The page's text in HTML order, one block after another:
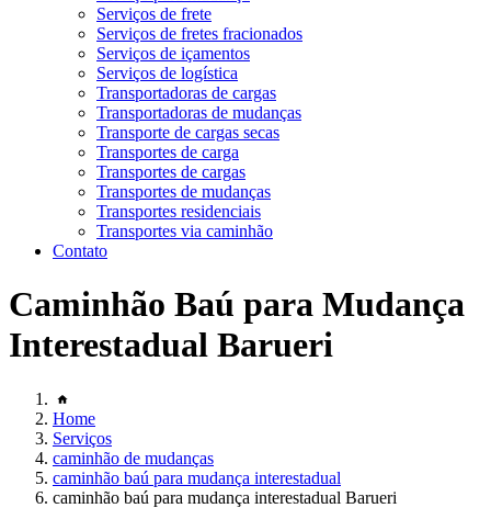
Serviços de frete
Serviços de fretes fracionados
Serviços de içamentos
Serviços de logística
Transportadoras de cargas
Transportadoras de mudanças
Transporte de cargas secas
Transportes de carga
Transportes de cargas
Transportes de mudanças
Transportes residenciais
Transportes via caminhão
Contato
Caminhão Baú para Mudança
Interestadual Barueri
Home
Serviços
caminhão de mudanças
caminhão baú para mudança interestadual
caminhão baú para mudança interestadual Barueri